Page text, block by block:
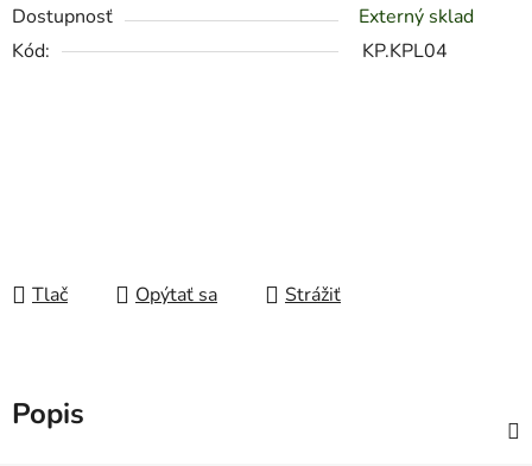
Dostupnosť
Externý sklad
Kód:
KP.KPL04
Tlač Opýtať sa Strážiť
Popis